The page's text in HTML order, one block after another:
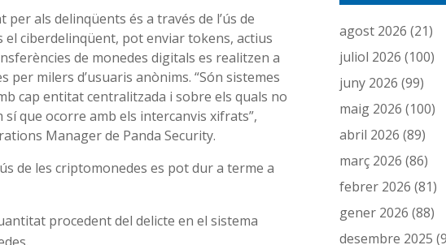
als delinqüents és a través de l’ús de
el ciberdelinqüent, pot enviar tokens, actius
de monedes digitals es realitzen a
per milers d’usuaris anònims. “Són sistemes
cap entitat centralitzada i sobre els quals no
que ocorre amb els intercanvis xifrats”,
Manager de Panda Security.
de les criptomonedes es pot dur a terme a
procedent del delicte en el sistema
agost 2026 (21)
juliol 2026 (100)
juny 2026 (99)
maig 2026 (100)
abril 2026 (89)
març 2026 (86)
febrer 2026 (81)
gener 2026 (88)
desembre 2025